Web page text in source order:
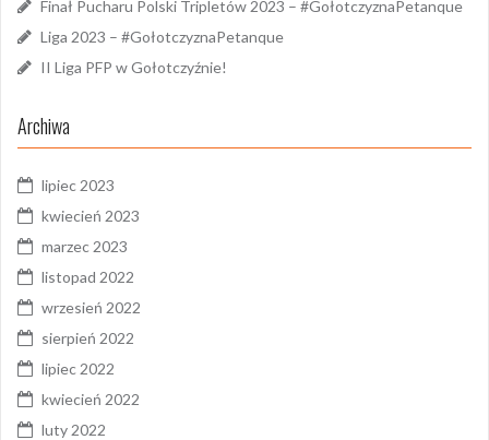
Finał Pucharu Polski Tripletów 2023 – #GołotczyznaPetanque
Liga 2023 – #GołotczyznaPetanque
II Liga PFP w Gołotczyźnie!
Archiwa
lipiec 2023
kwiecień 2023
marzec 2023
listopad 2022
wrzesień 2022
sierpień 2022
lipiec 2022
kwiecień 2022
luty 2022